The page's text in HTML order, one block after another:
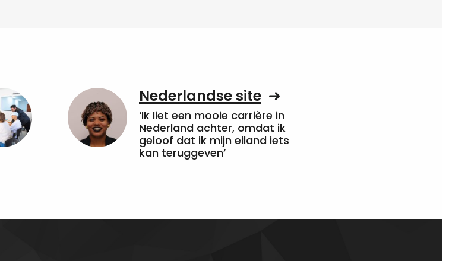
Nederlandse site
‘Ik liet een mooie carrière in
Nederland achter, omdat ik
geloof dat ik mijn eiland iets
kan teruggeven’